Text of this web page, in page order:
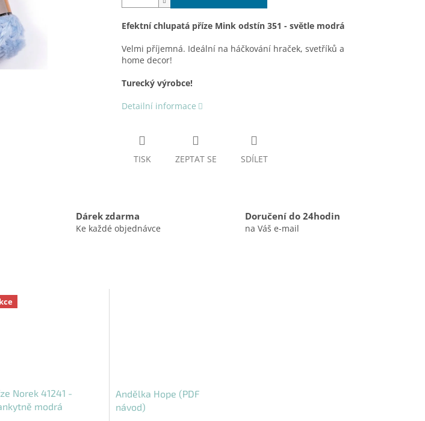
Efektní chlupatá příze Mink odstín 351 - světle modrá
Velmi příjemná. Ideální na háčkování hraček, svetříků a
home decor!
Turecký výrobce!
Detailní informace
TISK ZEPTAT SE SDÍLET
Dárek zdarma
Ke každé objednávce
Doručení do 24hodin
na Váš e-mail
Norek 41241 -
modrá
Andělka Hope (PDF
návod)